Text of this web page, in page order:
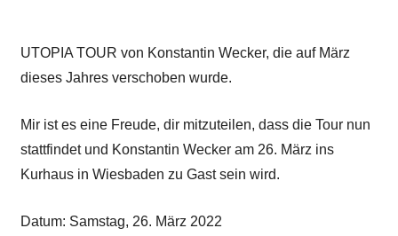
UTOPIA TOUR von Konstantin Wecker, die auf März
dieses Jahres verschoben wurde.
Mir ist es eine Freude, dir mitzuteilen, dass die Tour nun
stattfindet und Konstantin Wecker am 26. März ins
Kurhaus in Wiesbaden zu Gast sein wird.
Datum: Samstag, 26. März 2022